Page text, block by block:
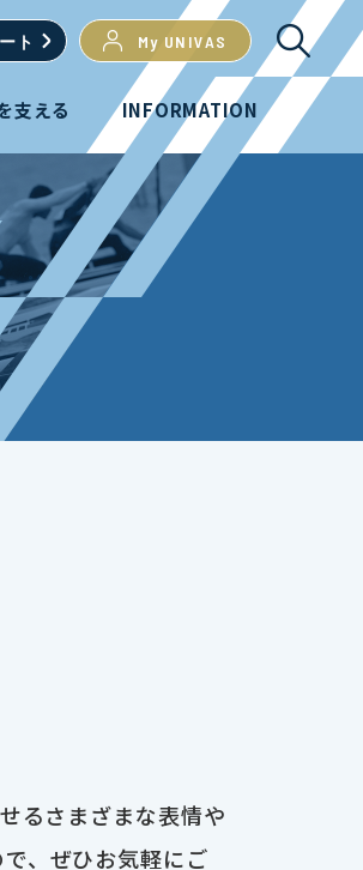
ト My UNIVAS
支える INFORMATION
るさまざまな表情や
、ぜひお気軽にご